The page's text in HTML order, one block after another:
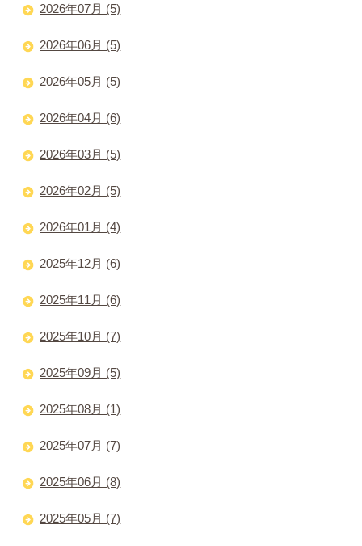
2026年07月 (5)
2026年06月 (5)
2026年05月 (5)
2026年04月 (6)
2026年03月 (5)
2026年02月 (5)
2026年01月 (4)
2025年12月 (6)
2025年11月 (6)
2025年10月 (7)
2025年09月 (5)
2025年08月 (1)
2025年07月 (7)
2025年06月 (8)
2025年05月 (7)